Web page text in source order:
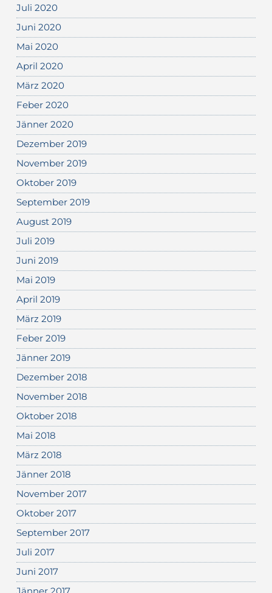
Juli 2020
Juni 2020
Mai 2020
April 2020
März 2020
Feber 2020
Jänner 2020
Dezember 2019
November 2019
Oktober 2019
September 2019
August 2019
Juli 2019
Juni 2019
Mai 2019
April 2019
März 2019
Feber 2019
Jänner 2019
Dezember 2018
November 2018
Oktober 2018
Mai 2018
März 2018
Jänner 2018
November 2017
Oktober 2017
September 2017
Juli 2017
Juni 2017